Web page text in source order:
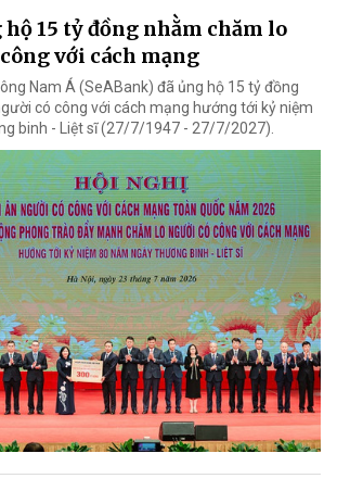
hộ 15 tỷ đồng nhằm chăm lo
với cách mạng
Nam Á (SeABank) đã ủng hộ 15 tỷ đồng
có công với cách mạng hướng tới kỷ niệm
binh - Liệt sĩ (27/7/1947 - 27/7/2027).